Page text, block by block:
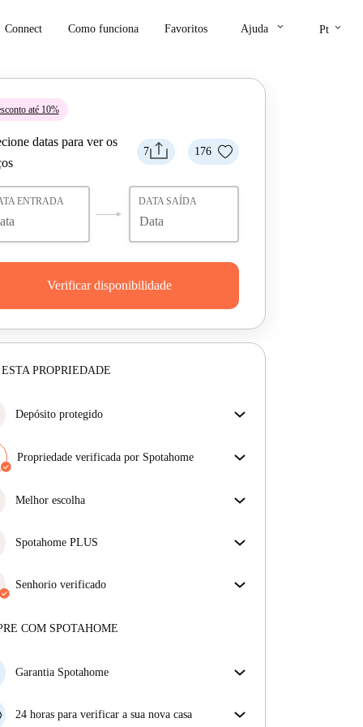
Connect Como funciona Favoritos Ajuda keyboard_arrow_down Pt keyboard_arrow_down
até 10%
7 176
datas para ver os
ENTRADA DATA SAÍDA
Verificar disponibilidade
PROPRIEDADE
Depósito protegido
devolver o seu depósito, nós vamos fazê-lo.
Mais informações
Propriedade verificada por Spotahome
obténs exatamente o que vês no anúncio.
Melhor escolha
fantásticos, disponibilidade e qualidade de topo.
Spotahome PLUS
inquilinos ao fornecer acesso aos mais altos padrões
de segurança e suporte adicional durante o
Senhorio verificado
Mais sobre este senhorio
COM SPOTAHOME
Garantia Spotahome
antecedência, nós iremos A) pagar um hotel e ajudá-
24 horas para verificar a sua nova casa